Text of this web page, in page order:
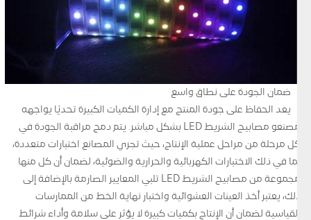
ضمان الجودة على نطاق واسع
يعد الحفاظ على جودة المنتج مع إدارة الكميات الكبيرة تحديًا يواجهه
مصنعو مصابيح الشريط LED بشكل مباشر. يتم دمج مراقبة الجودة في
كل مرحلة من مراحل عملية الإنتاج، حيث تجري المصانع اختبارات متعددة،
بما في ذلك الاختبارات الكهربائية والحرارية والضوئية، لضمان أن كل منها
مجموعة من مصابيح الشريط LED تلبي المعايير الصارمة بالإضافة إلى
ذلك، يعتبر أخذ العينات العشوائية واختبار نهاية الخط من الممارسات
القياسية لضمان أن الإنتاج بكميات كبيرة لا يؤثر على سلامة وأداء شرائط